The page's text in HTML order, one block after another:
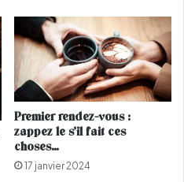
Premier rendez-vous :
zappez le s’il fait ces
choses…
17 janvier 2024